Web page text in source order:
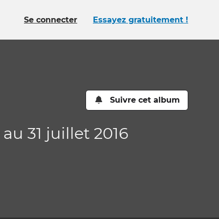
Se connecter Essayez gratuitement !
Suivre cet album
31 juillet 2016